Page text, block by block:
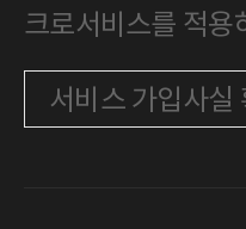
크로서비스를 적용
서비스 가입사실